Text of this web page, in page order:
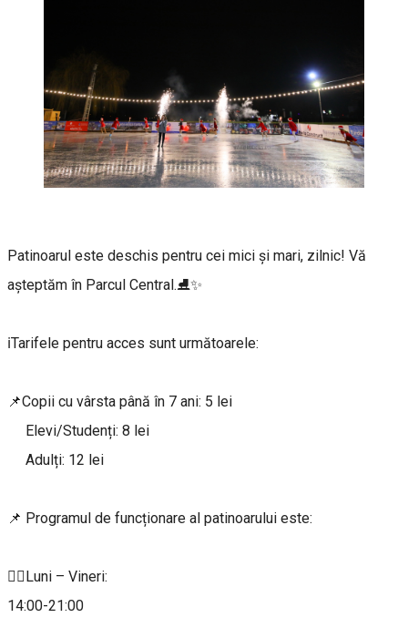
Patinoarul este deschis pentru cei mici și mari, zilnic! Vă
așteptăm în Parcul Central.⛸️✨
ℹ️Tarifele pentru acces sunt următoarele:
📌Copii cu vârsta până în 7 ani: 5 lei
Elevi/Studenți: 8 lei
Adulți: 12 lei
📌 Programul de funcționare al patinoarului este:
👉🏼Luni – Vineri:
14:00-21:00